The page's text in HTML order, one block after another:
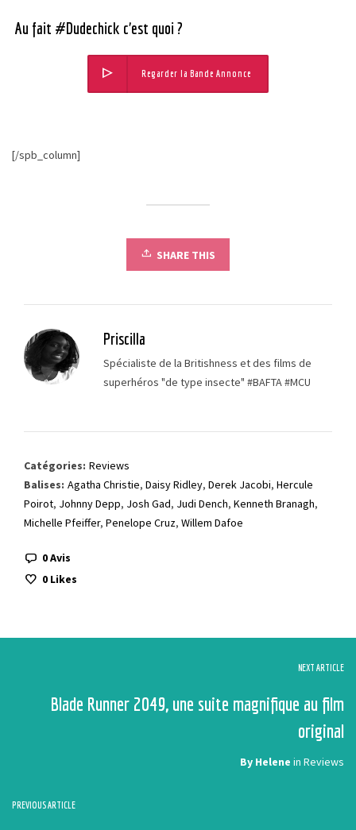
Au fait #Dudechick c’est quoi ?
Regarder la Bande Annonce
[/spb_column]
SHARE THIS
Priscilla
Spécialiste de la Britishness et des films de
superhéros "de type insecte" #BAFTA #MCU
Catégories: Reviews
Balises: Agatha Christie, Daisy Ridley, Derek Jacobi, Hercule
Poirot, Johnny Depp, Josh Gad, Judi Dench, Kenneth Branagh,
Michelle Pfeiffer, Penelope Cruz, Willem Dafoe
0 Avis
0 Likes
NEXT ARTICLE
Blade Runner 2049, une suite magnifique au film
original
By Helene in Reviews
PREVIOUS ARTICLE